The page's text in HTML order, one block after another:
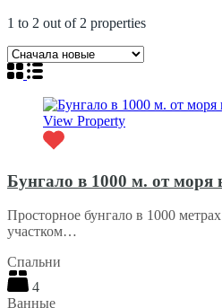
1 to 2 out of 2 properties
View Property
Бунгало в 1000 м. от моря
Просторное бунгало в 1000
участком…
Спальни
4
Ванные